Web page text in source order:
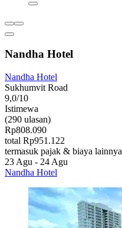
Nandha Hotel
Nandha Hotel
Sukhumvit Road
9,0/10
Istimewa
(290 ulasan)
Rp808.090
total Rp951.122
termasuk pajak & biaya lainnya
23 Agu - 24 Agu
Nandha Hotel